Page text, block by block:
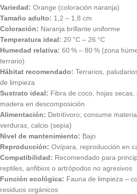
Variedad: Orange (coloración naranja)
Tamaño adulto: 1,2 – 1,8 cm
Coloración: Naranja brillante uniforme
Temperatura ideal: 20 °C – 26 °C
Humedad relativa: 60 % – 80 % (zona
terrario)
Hábitat recomendado: Terrarios,
de limpieza
Sustrato ideal: Fibra de coco, hojas secas,
madera en descomposición
Alimentación: Detritívoro; consume
verduras, calcio (sepia)
Nivel de mantenimiento: Bajo
Reproducción: Ovípara, reproducción en
Compatibilidad: Recomendado para
reptiles, anfibios o artrópodos no agresivos
Función ecológica: Fauna de limpieza –
residuos orgánicos